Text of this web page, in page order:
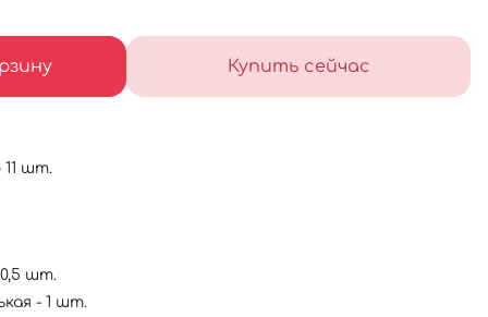
Купить сейчас
11 шт.
0,5 шт.
- 1 шт.